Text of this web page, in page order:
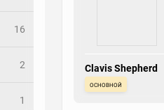
16
2
1
Clavis Shepherd
основной